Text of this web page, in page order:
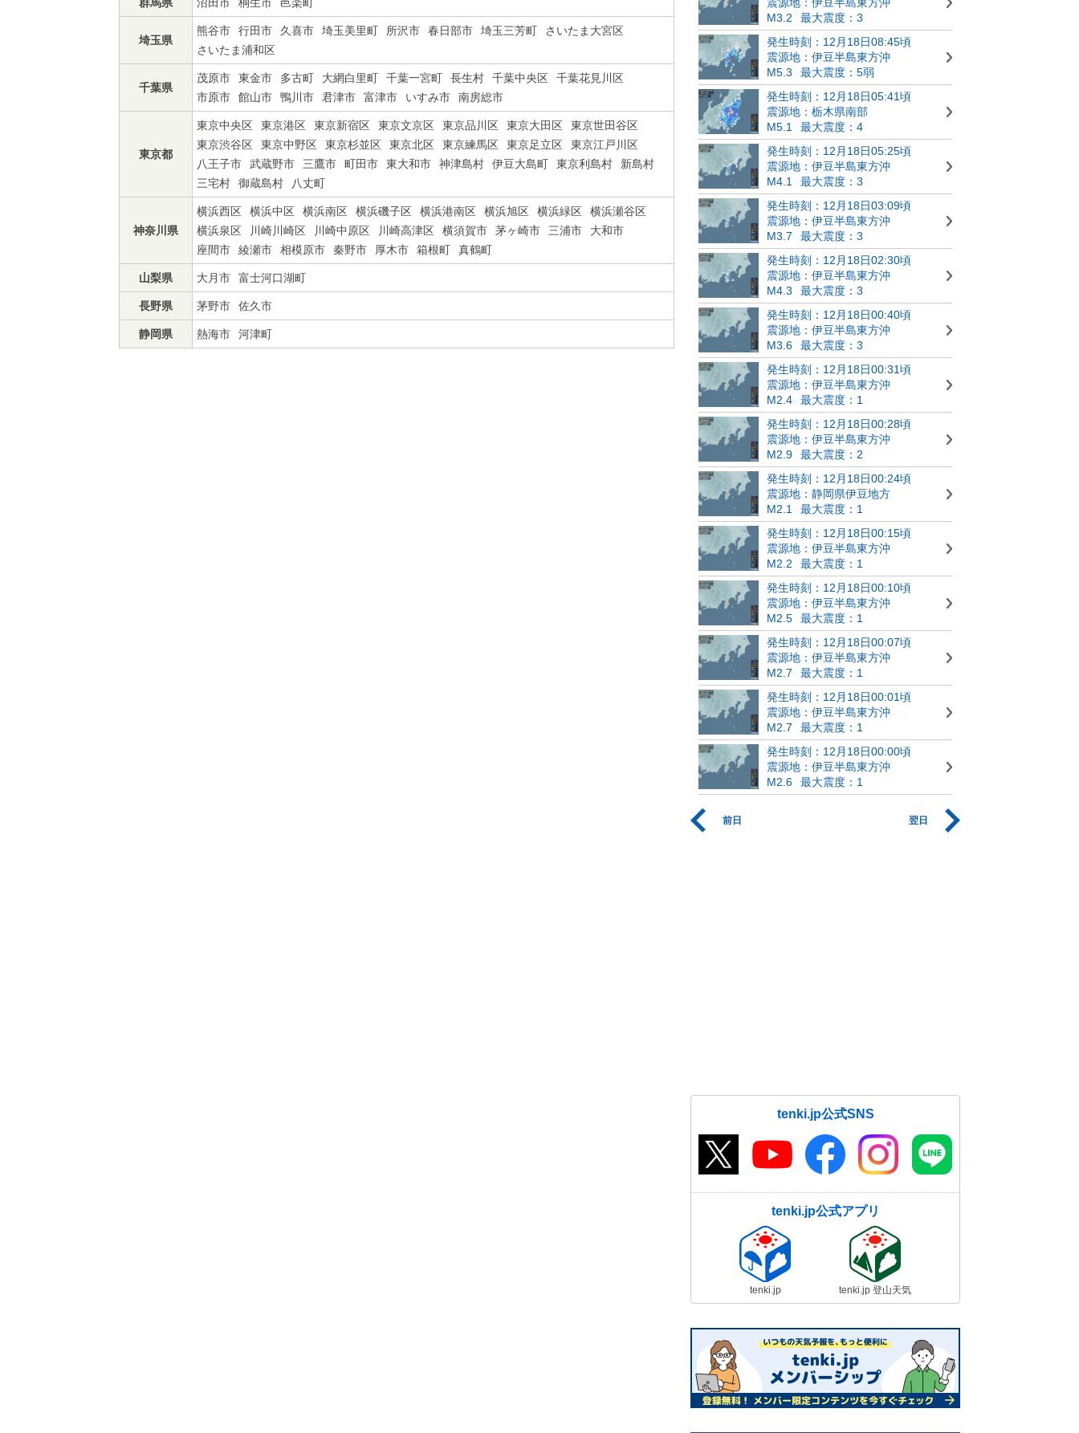
埼玉県
熊谷市 行田市 久喜市 埼玉美里町 所沢市 春日部市 埼玉三芳町
さいたま大宮区
さいたま浦和区
千葉県
茂原市 東金市 多古町 大網白里町 千葉一宮町 長生村 千葉中央区
千葉花見川区
市原市
館山市 鴨川市 君津市 富津市 いすみ市 南房総市
東京都
東京中央区 東京港区 東京新宿区 東京文京区 東京品川区 東京大田区
東京世田谷区
東京渋谷区
東京中野区 東京杉並区 東京北区 東京練馬区 東京足立区
東京江戸川区
八王子市
武蔵野市 三鷹市 町田市 東大和市 神津島村 伊豆大島町 東京利島村
新島村
三宅村
御蔵島村 八丈町
神奈川県
横浜西区 横浜中区 横浜南区 横浜磯子区 横浜港南区 横浜旭区 横浜緑区
横浜瀬谷区
横浜泉区
川崎川崎区 川崎中原区 川崎高津区 横須賀市 茅ヶ崎市 三浦市
大和市
座間市
綾瀬市 相模原市 秦野市 厚木市 箱根町 真鶴町
山梨県 大月市 富士河口湖町
長野県 茅野市 佐久市
静岡県 熱海市 河津町
M3.2
最大震度：3
発生時刻：12月18日08:45頃
震源地：伊豆半島東方沖
M5.3
最大震度：5弱
発生時刻：12月18日05:41頃
震源地：栃木県南部
M5.1
最大震度：4
発生時刻：12月18日05:25頃
震源地：伊豆半島東方沖
M4.1
最大震度：3
発生時刻：12月18日03:09頃
震源地：伊豆半島東方沖
M3.7
最大震度：3
発生時刻：12月18日02:30頃
震源地：伊豆半島東方沖
M4.3
最大震度：3
発生時刻：12月18日00:40頃
震源地：伊豆半島東方沖
M3.6
最大震度：3
発生時刻：12月18日00:31頃
震源地：伊豆半島東方沖
M2.4
最大震度：1
発生時刻：12月18日00:28頃
震源地：伊豆半島東方沖
M2.9
最大震度：2
発生時刻：12月18日00:24頃
震源地：静岡県伊豆地方
M2.1
最大震度：1
発生時刻：12月18日00:15頃
震源地：伊豆半島東方沖
M2.2
最大震度：1
発生時刻：12月18日00:10頃
震源地：伊豆半島東方沖
M2.5
最大震度：1
発生時刻：12月18日00:07頃
震源地：伊豆半島東方沖
M2.7
最大震度：1
発生時刻：12月18日00:01頃
震源地：伊豆半島東方沖
M2.7
最大震度：1
発生時刻：12月18日00:00頃
震源地：伊豆半島東方沖
M2.6
最大震度：1
前日 翌日
tenki.jp公式SNS
tenki.jp公式アプリ
tenki.jp tenki.jp 登山天気